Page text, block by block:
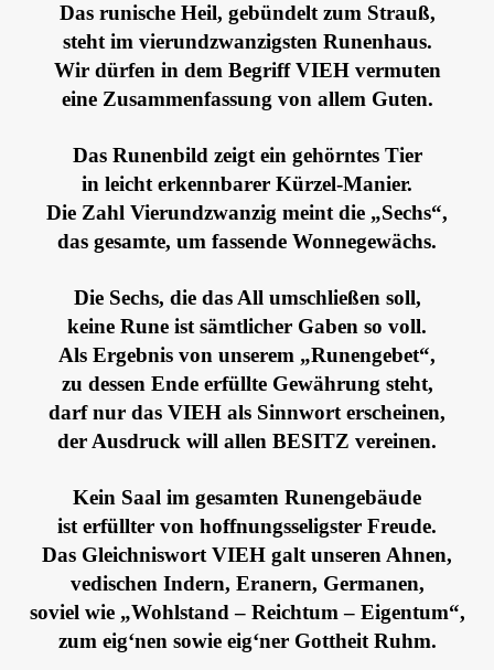
Das runische Heil, gebündelt zum Strauß,
steht im vierundzwanzigsten Runenhaus.
Wir dürfen in dem Begriff VIEH vermuten
eine Zusammenfassung von allem Guten.
Das Runenbild zeigt ein gehörntes Tier
in leicht erkennbarer Kürzel-Manier.
Die Zahl Vierundzwanzig meint die „Sechs“,
das gesamte, um fassende Wonnegewächs.
Die Sechs, die das All umschließen soll,
keine Rune ist sämtlicher Gaben so voll.
Als Ergebnis von unserem „Runengebet“,
zu dessen Ende erfüllte Gewährung steht,
darf nur das VIEH als Sinnwort erscheinen,
der Ausdruck will allen BESITZ vereinen.
Kein Saal im gesamten Runengebäude
ist erfüllter von hoffnungsseligster Freude.
Das Gleichniswort VIEH galt unseren Ahnen,
vedischen Indern, Eranern, Germanen,
soviel wie „Wohlstand – Reichtum – Eigentum“,
zum eig‘nen sowie eig‘ner Gottheit Ruhm.